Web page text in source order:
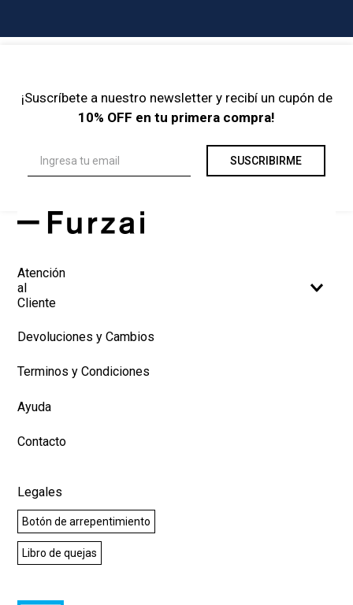
¡Suscríbete a nuestro newsletter y recibí un cupón de
10% OFF en tu primera compra!
SUSCRIBIRME
Atención
al
Cliente
Devoluciones y Cambios
Terminos y Condiciones
Ayuda
Contacto
Legales
Botón de arrepentimiento
Libro de quejas